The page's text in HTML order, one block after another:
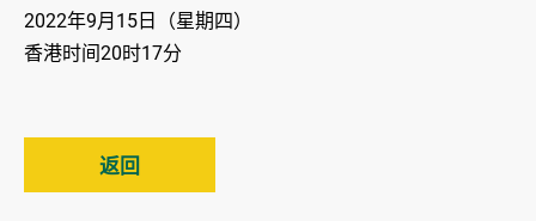
2022年9月15日（星期四）
香港时间20时17分
返回